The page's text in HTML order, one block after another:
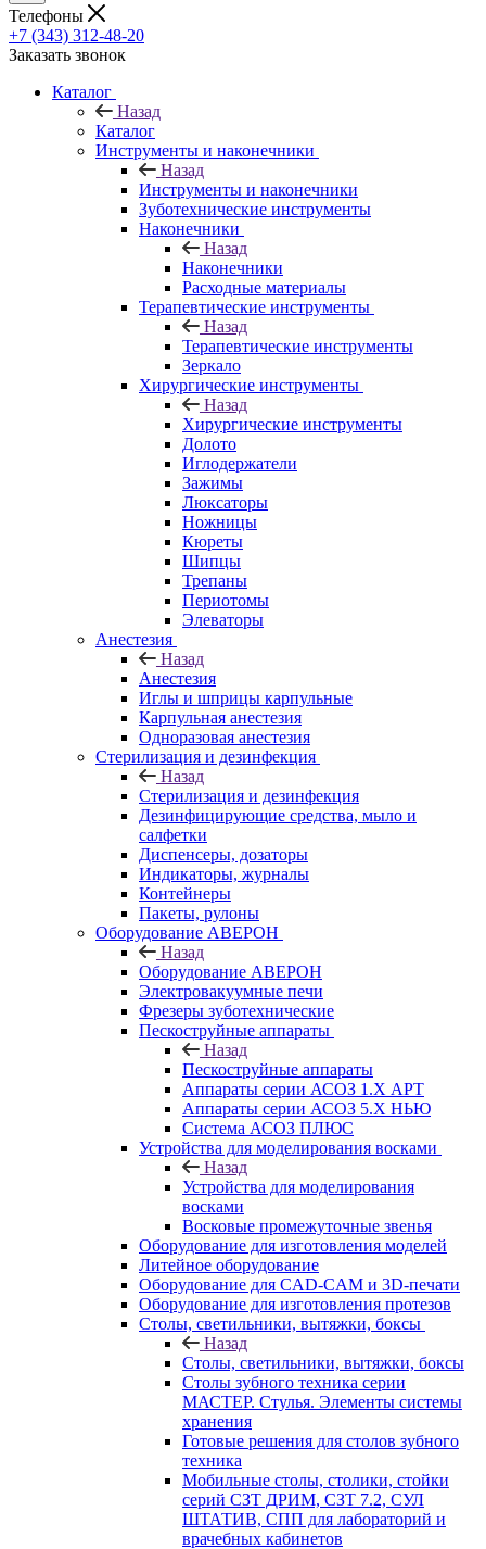
Телефоны
+7 (343) 312-48-20
Заказать звонок
Каталог
Назад
Каталог
Инструменты и наконечники
Назад
Инструменты и наконечники
Зуботехнические инструменты
Наконечники
Назад
Наконечники
Расходные материалы
Терапевтические инструменты
Назад
Терапевтические инструменты
Зеркало
Хирургические инструменты
Назад
Хирургические инструменты
Долото
Иглодержатели
Зажимы
Люксаторы
Ножницы
Кюреты
Шипцы
Трепаны
Периотомы
Элеваторы
Анестезия
Назад
Анестезия
Иглы и шприцы карпульные
Карпульная анестезия
Одноразовая анестезия
Стерилизация и дезинфекция
Назад
Стерилизация и дезинфекция
Дезинфицирующие средства, мыло и
салфетки
Диспенсеры, дозаторы
Индикаторы, журналы
Контейнеры
Пакеты, рулоны
Оборудование АВЕРОН
Назад
Оборудование АВЕРОН
Электровакуумные печи
Фрезеры зуботехнические
Пескоструйные аппараты
Назад
Пескоструйные аппараты
Аппараты серии АСОЗ 1.Х АРТ
Аппараты серии АСОЗ 5.Х НЬЮ
Система АСОЗ ПЛЮС
Устройства для моделирования восками
Назад
Устройства для моделирования
восками
Восковые промежуточные звенья
Оборудование для изготовления моделей
Литейное оборудование
Оборудование для CAD-CAM и 3D-печати
Оборудование для изготовления протезов
Cтолы, светильники, вытяжки, боксы
Назад
Cтолы, светильники, вытяжки, боксы
Столы зубного техника серии
МАСТЕР. Стулья. Элементы системы
хранения
Готовые решения для столов зубного
техника
Мобильные столы, столики, стойки
серий СЗТ ДРИМ, СЗТ 7.2, СУЛ
ШТАТИВ, СПП для лабораторий и
врачебных кабинетов